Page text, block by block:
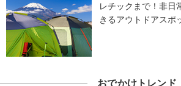
レチックまで！非日
きるアウトドアスポ
おでかけトレンド